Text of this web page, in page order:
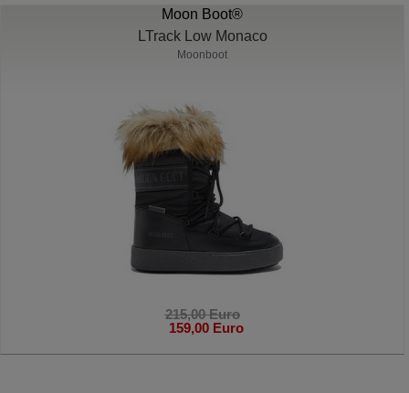
Moon Boot®
LTrack Low Monaco
Moonboot
215,00 Euro
159,00 Euro